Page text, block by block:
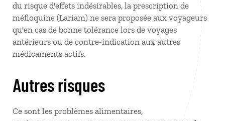
du risque d'effets indésirables, la prescription de
méfloquine (Lariam) ne sera proposée aux voyageurs
qu'en cas de bonne tolérance lors de voyages
antérieurs ou de contre-indication aux autres
médicaments actifs.
Autres risques
Ce sont les problèmes alimentaires,